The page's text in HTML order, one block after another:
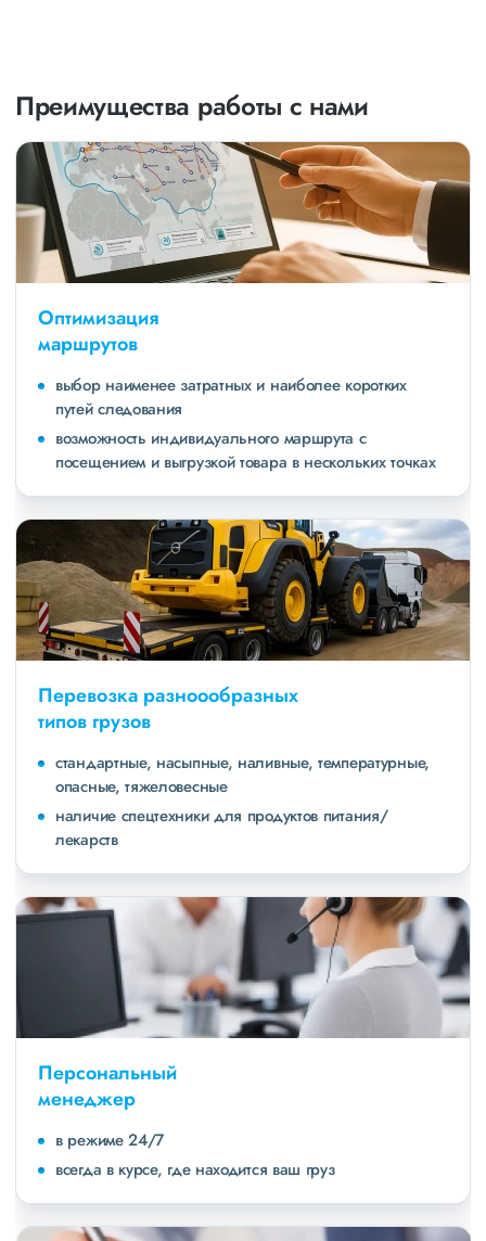
Преимущества работы с нами
Оптимизация
маршрутов
выбор наименее затратных и наиболее коротких
путей следования
возможность индивидуального маршрута с
посещением и выгрузкой товара в нескольких точках
Перевозка разноообразных
типов грузов
стандартные, насыпные, наливные, температурные,
опасные, тяжеловесные
наличие спецтехники для продуктов питания/
лекарств
Персональный
менеджер
в режиме 24/7
всегда в курсе, где находится ваш груз